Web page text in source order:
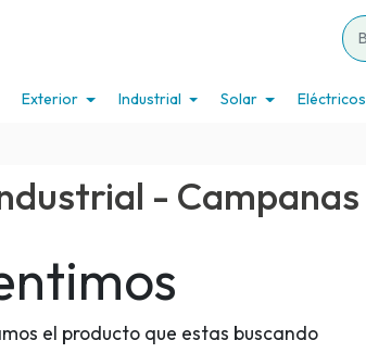
Exterior Industrial Solar Eléctricos
- Campanas
el producto que estas buscando